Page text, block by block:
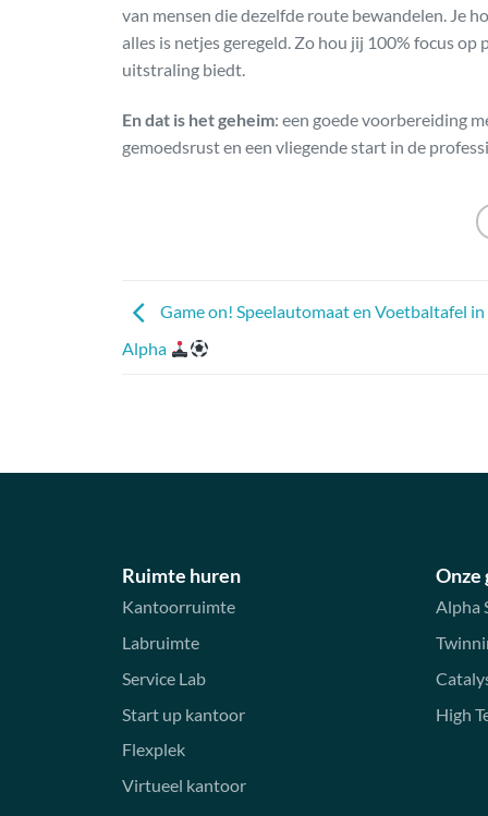
van mensen die dezelfde route bewandelen. Je
alles is netjes geregeld. Zo hou jij 100% focus
uitstraling biedt.
En dat is het geheim: een goede voorbereiding
gemoedsrust en een vliegende start in de
Game on! Speelautomaat en Voetbaltafel
Alpha
Ruimte huren
Kantoorruimte
Labruimte
Service Lab
Start up kantoor
Flexplek
Virtueel kantoor
Onze
Alpha
High